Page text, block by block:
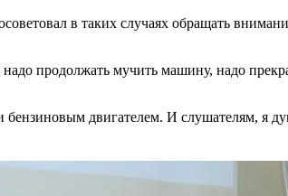
в таких случаях обращать
надо продолжать мучить машину, надо
двигателем. И слушателям, я